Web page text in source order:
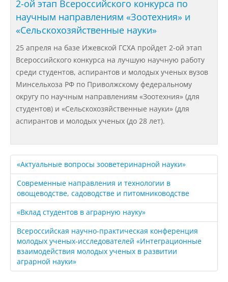
Миссия, цель и ценности УдГАУ
Ректорат
Подразделения
Документы
Условия труда на рабочих местах
Закупки
Учебный процесс
2-ой этап Всероссийского конкурса по
научным направлениям «Зоотехния» и
«Сельскохозяйственные науки»
25 апреля на базе Ижевской ГСХА пройдет 2-ой этап
Всероссийского конкурса на лучшую научную работу
среди студентов, аспирантов и молодых ученых вузов
Минсельхоза РФ по Приволжскому федеральному
округу по научным направлениям «Зоотехния» (для
студентов) и «Сельскохозяйственные науки» (для
аспирантов и молодых ученых (до 28 лет).
«Актуальные вопросы зооветеринарной науки»
Современные направления и технологии в
овощеводстве, садоводстве и питомниководстве
«Вклад студентов в аграрную науку»
Всероссийская научно-практическая конференция
молодых ученых-исследователей «Интеграционные
взаимодействия молодых ученых в развитии
аграрной науки»